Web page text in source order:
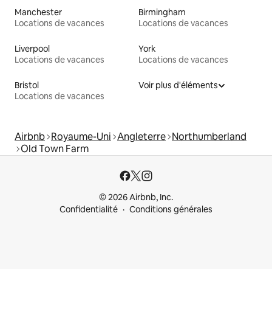
Manchester
Locations de vacances
Birmingham
Locations de vacances
Liverpool
Locations de vacances
York
Locations de vacances
Bristol
Locations de vacances
Voir plus d'éléments
Airbnb Royaume-Uni Angleterre Northumberland
Old Town Farm
© 2026 Airbnb, Inc.
Confidentialité
Conditions générales